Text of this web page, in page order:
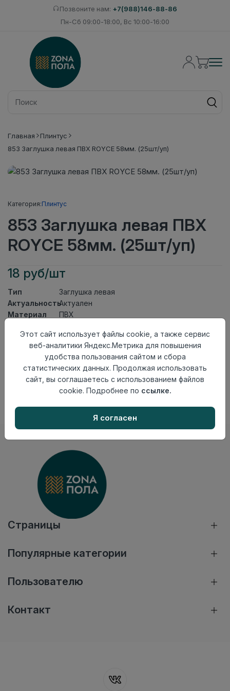
Позвоните нам: +7(988)146-88-86
Пн-Сб 09:00-18:00, Вс 10:00-16:00
Главная
Плинтус
853 Заглушка левая ПВХ ROYCE 58мм. (25шт/уп)
Категория:Плинтус
853 Заглушка левая ПВХ
ROYCE 58мм. (25шт/уп)
18 руб/шт
Тип
Заглушка левая
АктуальностьАктуален
Материал
ПВХ
Осталось229 шт
Добавить в корзину
Внимание! Внешний вид товара может отличаться от
представленного на настоящем сайте. Проверяйте
наличие необходимых характеристик и комплектации
Страницы
Популярные категории
Пользователю
Контакт
Этот сайт использует файлы cookie, а также сервис
веб-аналитики Яндекс.Метрика для повышения
удобства пользования сайтом и сбора
статистических данных. Продолжая использовать
сайт, вы соглашаетесь с использованием файлов
cookie. Подробнее по ссылке.
Я согласен